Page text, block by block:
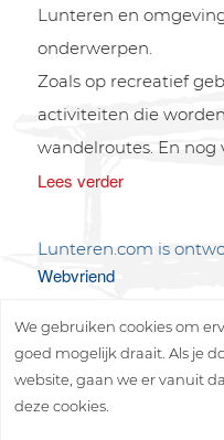
Lunteren en
onderwerpen.
Zoals op recreatief
activiteiten die
wandelroutes. En nog
Lees verder
Lunteren.com is
Webvriend
We gebruiken cookies om
goed mogelijk draait. Als je
website, gaan we er vanuit
deze cookies.